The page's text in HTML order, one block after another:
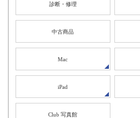
診断・修理
中古商品
Mac
iPad
Club 写真館